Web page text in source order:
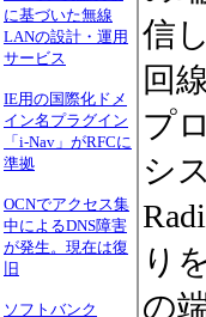
に基づいた無線
LANの設計・運用
サービス
IE用の国際化ドメ
イン名プラグイン
「i-Nav」がRFCに
準拠
OCNでアクセス集
中によるDNS障害
が発生。現在は復
旧
ソフトバンク
信
回
プ
シ
り
の